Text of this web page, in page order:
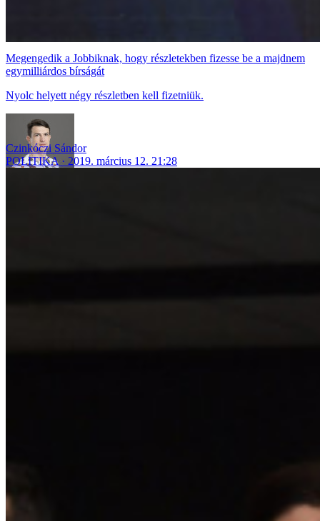
Megengedik a Jobbiknak, hogy részletekben fizesse be a majdnem
egymilliárdos bírságát
Nyolc helyett négy részletben kell fizetniük.
Czinkóczi Sándor
POLITIKA
2019. március 12. 21:28